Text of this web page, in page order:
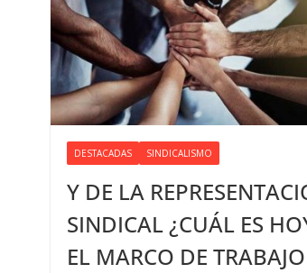
DESTACADAS SINDICALISMO
Y DE LA
SINDICAL ¿CUÁL ES
EL MARCO DE TRABAJO